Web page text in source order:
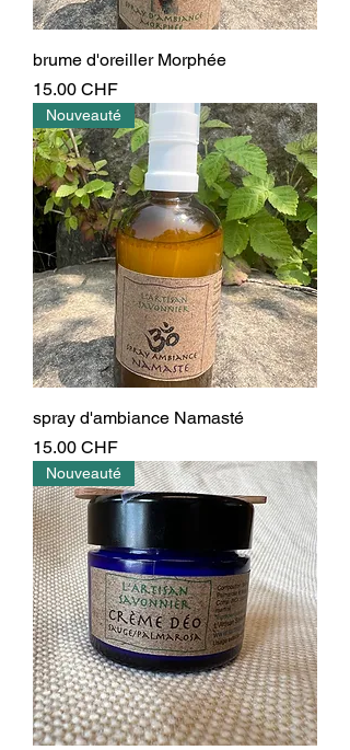
brume d'oreiller Morphée
Prix
15.00 CHF
Nouveauté
spray d'ambiance Namasté
Prix
15.00 CHF
Nouveauté